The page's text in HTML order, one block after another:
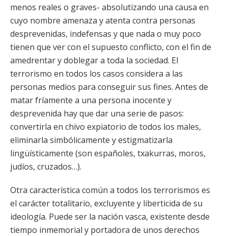
menos reales o graves- absolutizando una causa en
cuyo nombre amenaza y atenta contra personas
desprevenidas, indefensas y que nada o muy poco
tienen que ver con el supuesto conflicto, con el fin de
amedrentar y doblegar a toda la sociedad. El
terrorismo en todos los casos considera a las
personas medios para conseguir sus fines. Antes de
matar fríamente a una persona inocente y
desprevenida hay que dar una serie de pasos:
convertirla en chivo expiatorio de todos los males,
eliminarla simbólicamente y estigmatizarla
lingüísticamente (son españoles, txakurras, moros,
judíos, cruzados…).
Otra característica común a todos los terrorismos es
el carácter totalitario, excluyente y liberticida de su
ideología. Puede ser la nación vasca, existente desde
tiempo inmemorial y portadora de unos derechos